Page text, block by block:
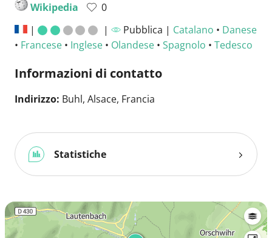
Wikipedia
0
|
| Pubblica | Catalano • Danese
• Francese • Inglese • Olandese • Spagnolo • Tedesco
Informazioni di contatto
Indirizzo: Buhl, Alsace, Francia
Statistiche